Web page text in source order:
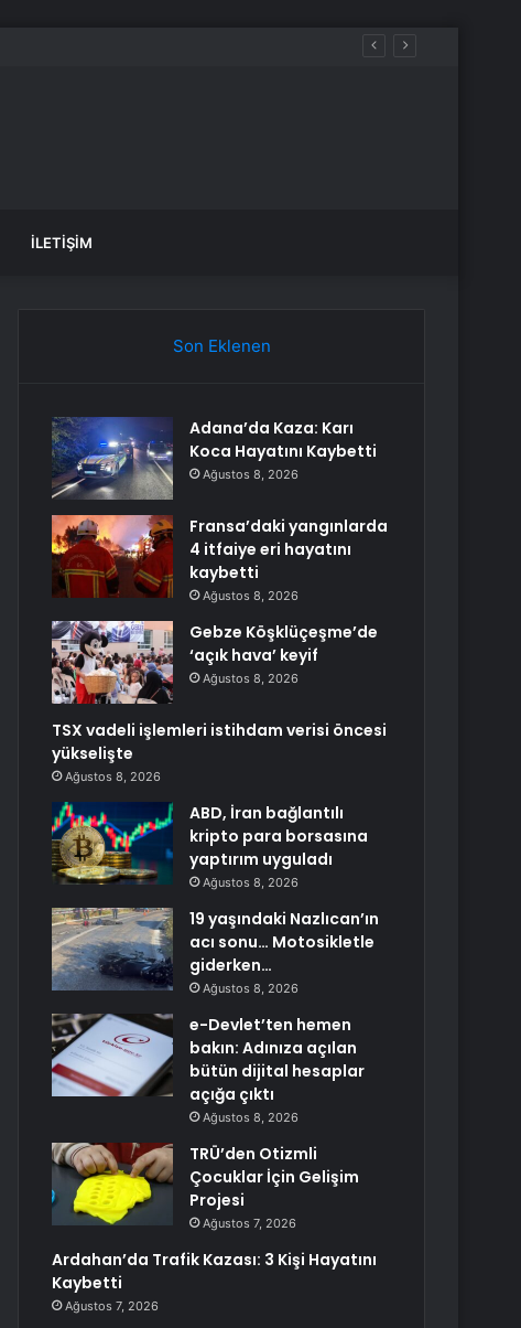
İLETIŞIM
Son Eklenen
Adana’da Kaza: Karı
Koca Hayatını Kaybetti
Ağustos 8, 2026
Fransa’daki yangınlarda
4 itfaiye eri hayatını
kaybetti
Ağustos 8, 2026
Gebze Köşklüçeşme’de
‘açık hava’ keyif
Ağustos 8, 2026
TSX vadeli işlemleri istihdam verisi öncesi
yükselişte
Ağustos 8, 2026
ABD, İran bağlantılı
kripto para borsasına
yaptırım uyguladı
Ağustos 8, 2026
19 yaşındaki Nazlıcan’ın
acı sonu… Motosikletle
giderken…
Ağustos 8, 2026
e-Devlet’ten hemen
bakın: Adınıza açılan
bütün dijital hesaplar
açığa çıktı
Ağustos 8, 2026
TRÜ’den Otizmli
Çocuklar İçin Gelişim
Projesi
Ağustos 7, 2026
Ardahan’da Trafik Kazası: 3 Kişi Hayatını
Kaybetti
Ağustos 7, 2026